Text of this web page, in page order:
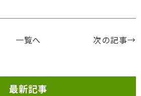
一覧へ 次の記事→
最新記事